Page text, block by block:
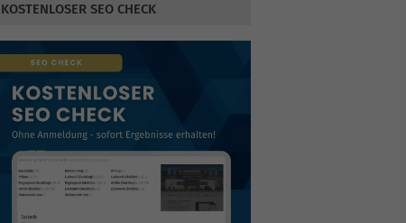
KOSTENLOSER SEO CHECK